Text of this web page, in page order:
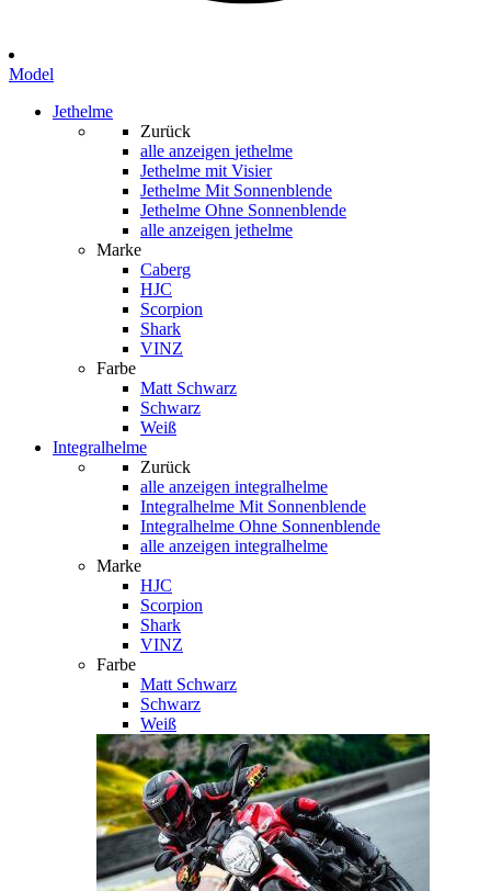
Model
Jethelme
Zurück
alle anzeigen jethelme
Jethelme mit Visier
Jethelme Mit Sonnenblende
Jethelme Ohne Sonnenblende
alle anzeigen jethelme
Marke
Caberg
HJC
Scorpion
Shark
VINZ
Farbe
Matt Schwarz
Schwarz
Weiß
Integralhelme
Zurück
alle anzeigen integralhelme
Integralhelme Mit Sonnenblende
Integralhelme Ohne Sonnenblende
alle anzeigen integralhelme
Marke
HJC
Scorpion
Shark
VINZ
Farbe
Matt Schwarz
Schwarz
Weiß